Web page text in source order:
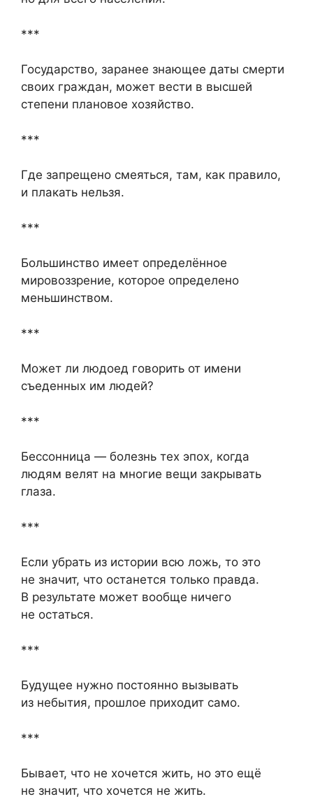
***
Государство, заранее знающее даты смерти
своих граждан, может вести в высшей
степени плановое хозяйство.
***
Где запрещено смеяться, там, как правило,
и плакать нельзя.
***
Большинство имеет определённое
мировоззрение, которое определено
меньшинством.
***
Может ли людоед говорить от имени
съеденных им людей?
***
Бессонница — болезнь тех эпох, когда
людям велят на многие вещи закрывать
глаза.
***
Если убрать из истории всю ложь, то это
не значит, что останется только правда.
В результате может вообще ничего
не остаться.
***
Будущее нужно постоянно вызывать
из небытия, прошлое приходит само.
***
Бывает, что не хочется жить, но это ещё
не значит, что хочется не жить.